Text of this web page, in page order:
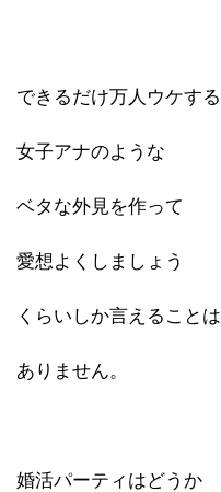
できるだけ万人ウケする
女子アナのような
ベタな外見を作って
愛想よくしましょう
くらいしか言えることは
ありません。
婚活パーティはどうか